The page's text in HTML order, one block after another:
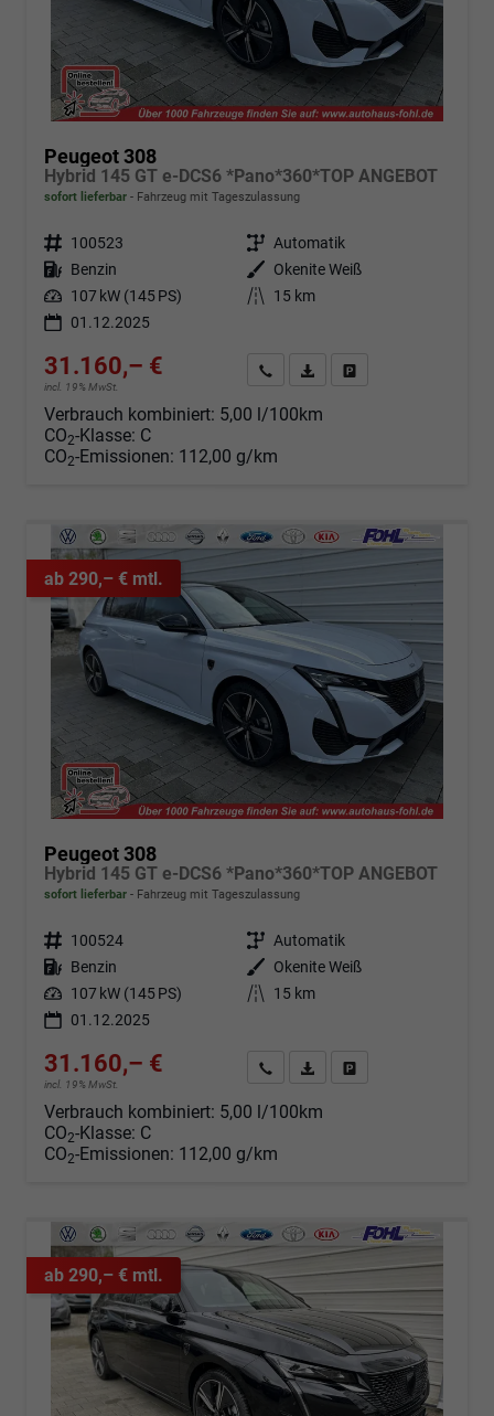
Peugeot 308
Hybrid 145 GT e-DCS6 *Pano*360*TOP ANGEBOT
sofort lieferbar Fahrzeug mit Tageszulassung
Fahrzeugnr. 100523 Getriebe Automatik
Kraftstoff Benzin Außenfarbe
Okenite Weiß
Leistung 107 kW (145 PS) Kilometerstand
15 km
01.12.2025
31.160,– €
incl. 19% MwSt.
Angebot anfordern
Fahrzeugexpose (PDF)
Verbrauch kombiniert: 5,00 l/100km
CO2-Klasse: C
CO2-Emissionen: 112,00 g/km
ab 290,– € mtl.
Peugeot 308
Hybrid 145 GT e-DCS6 *Pano*360*TOP ANGEBOT
sofort lieferbar Fahrzeug mit Tageszulassung
Fahrzeugnr. 100524 Getriebe Automatik
Kraftstoff Benzin Außenfarbe
Okenite Weiß
Leistung 107 kW (145 PS) Kilometerstand
15 km
01.12.2025
31.160,– €
incl. 19% MwSt.
Angebot anfordern
Fahrzeugexpose (PDF)
Verbrauch kombiniert: 5,00 l/100km
CO2-Klasse: C
CO2-Emissionen: 112,00 g/km
ab 290,– € mtl.